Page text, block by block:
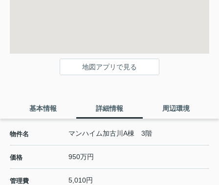
地図アプリで見る
基本情報 詳細情報 周辺環境
物件名 マンハイム加古川A棟 3階
価格 950万円
管理費 5,010円